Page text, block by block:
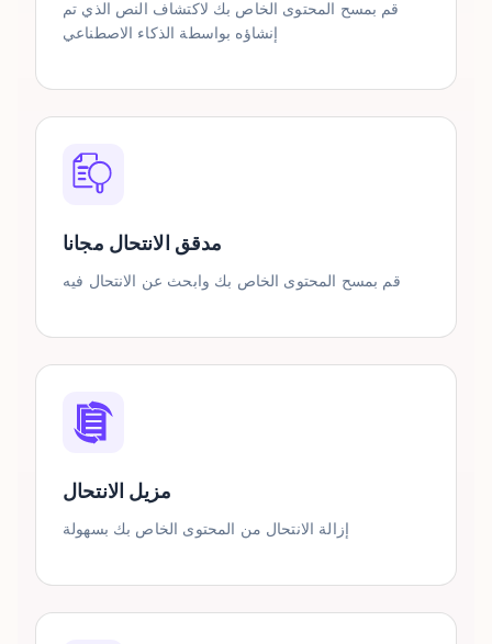
قم بمسح المحتوى الخاص بك لاكتشاف النص الذي تم
إنشاؤه بواسطة الذكاء الاصطناعي
مدقق الانتحال مجانا
قم بمسح المحتوى الخاص بك وابحث عن الانتحال فيه
مزيل الانتحال
إزالة الانتحال من المحتوى الخاص بك بسهولة